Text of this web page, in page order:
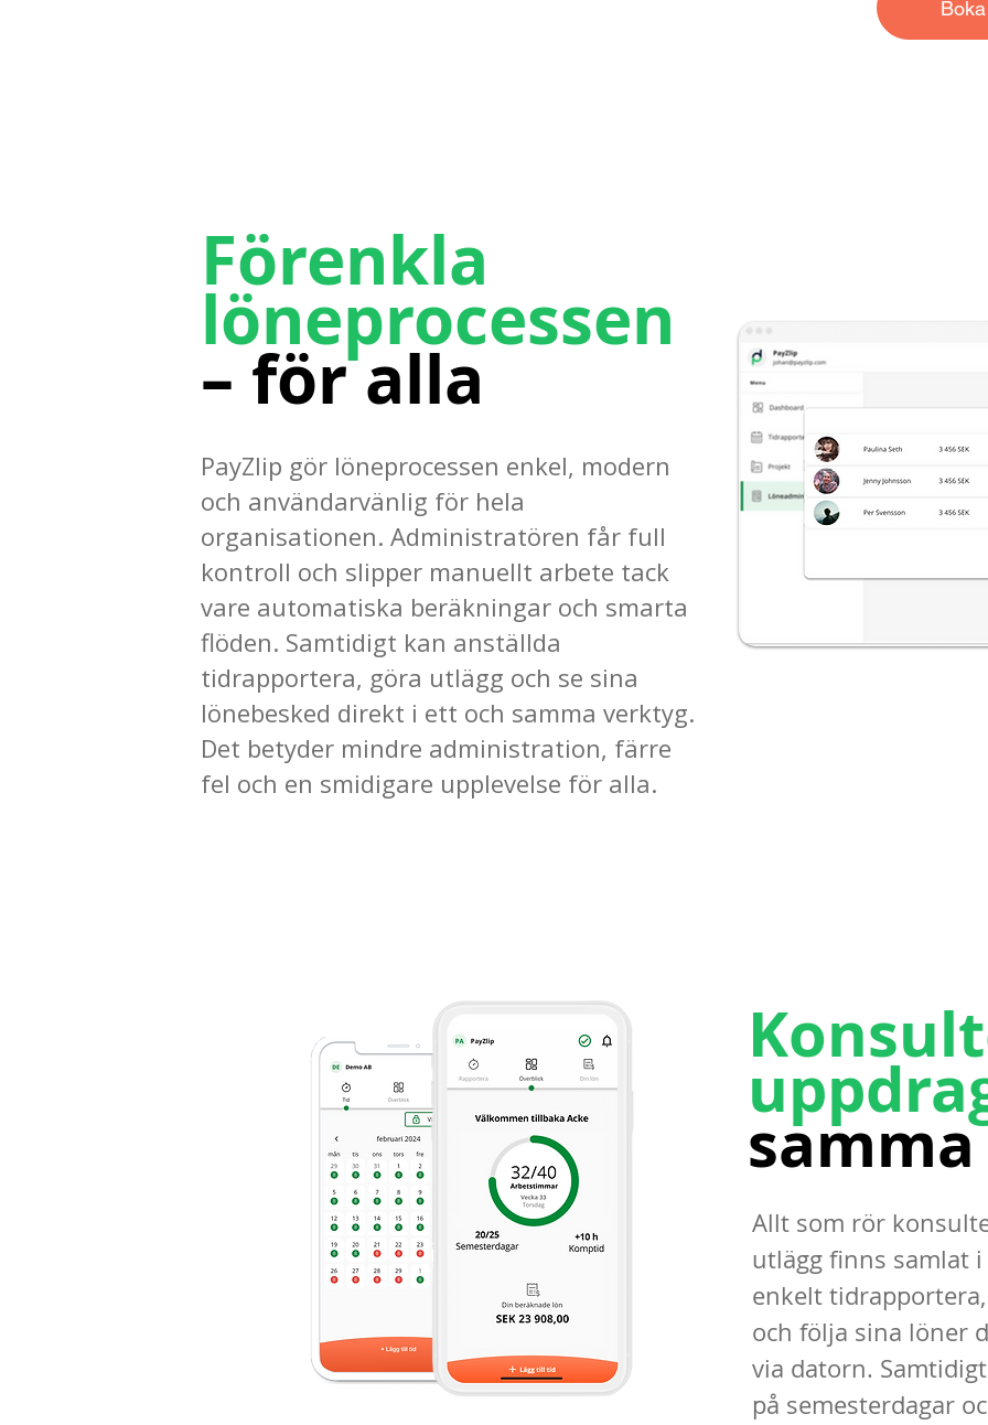
Förenkla
löneprocessen
– för alla
PayZlip gör löneprocessen enkel, modern
och användarvänlig för hela
organisationen. Administratören får full
kontroll och slipper manuellt arbete tack
vare automatiska beräkningar och smarta
flöden. Samtidigt kan anställda
tidrapportera, göra utlägg och se sina
lönebesked direkt i ett och samma verktyg.
Det betyder mindre administration, färre
fel och en smidigare upplevelse för alla.
Allt som rör
utlägg finns samlat i
enkelt
och följa sina löner
via datorn.
på semesterdagar